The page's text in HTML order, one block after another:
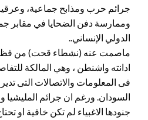
جرائم حرب ومذابح جماعية،
وممارسة دفن الضحايا في مقابر
الدولي الإنساني..
ماصمت عنه (نشطاء قحت) من
ادانته واشنطن ، وهي المالكة
فى المعلومات والاتصالات التى
السودان. ورغم ان جرائم المليشيا
جنودها الاغبياء لم تكن خافية او